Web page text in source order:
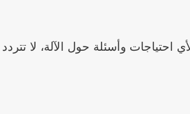
احتياجات وأسئلة حول الآلة، لا